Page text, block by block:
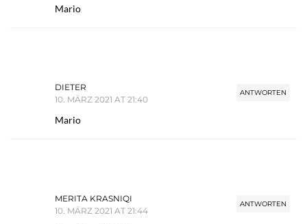
Mario
ANTWORTEN
DIETER
10. MÄRZ 2021 AT 21:40
Mario
ANTWORTEN
MERITA KRASNIQI
10. MÄRZ 2021 AT 21:44